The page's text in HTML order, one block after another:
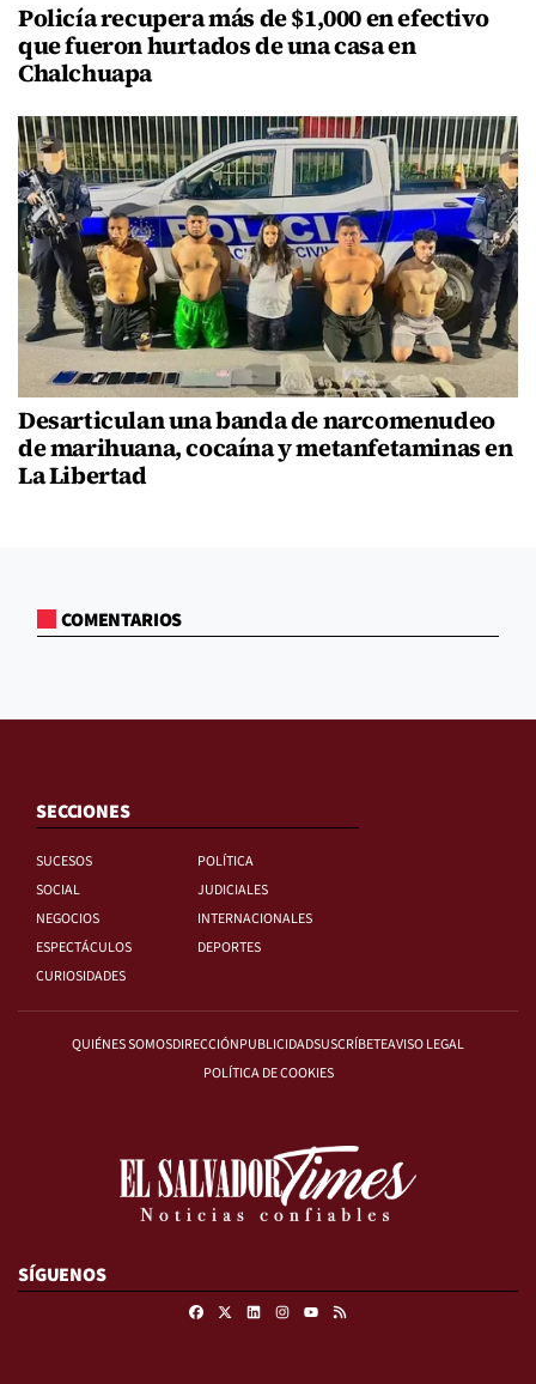
Policía recupera más de $1,000 en efectivo
que fueron hurtados de una casa en
Chalchuapa
Desarticulan una banda de narcomenudeo
de marihuana, cocaína y metanfetaminas en
La Libertad
COMENTARIOS
SECCIONES
SUCESOS
POLÍTICA
SOCIAL
JUDICIALES
NEGOCIOS
INTERNACIONALES
ESPECTÁCULOS
DEPORTES
CURIOSIDADES
QUIÉNES SOMOSDIRECCIÓNPUBLICIDADSUSCRÍBETEAVISO LEGAL
POLÍTICA DE COOKIES
SÍGUENOS
FacebookLinkedinInstagram